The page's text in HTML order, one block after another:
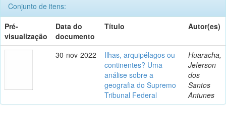
Conjunto de itens:
Pré-
visualização
Data do
documento
Título Autor(es)
30-nov-2022
Ilhas, arquipélagos ou
continentes? Uma
análise sobre a
geografia do Supremo
Tribunal Federal
Huaracha,
Jeferson
dos
Santos
Antunes